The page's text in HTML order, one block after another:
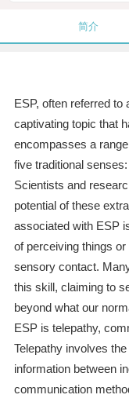
简介
ESP, often referred
captivating topic that
encompasses a
five traditional
Scientists and
potential of these
associated with ESP
of perceiving things
sensory contact.
this skill, claiming to
beyond what our
ESP is telepathy,
Telepathy involves
information between
communication